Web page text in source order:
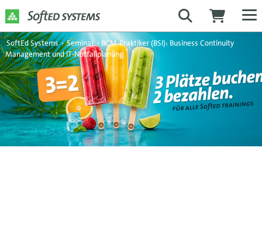
SoftEd Systems › Seminar › BCM-Praktiker (BSI): Business Continuity
Management und IT-Notfallplanung